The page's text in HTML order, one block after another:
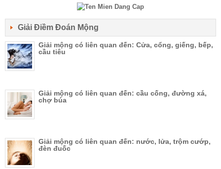
Giải Điềm Đoán Mộng
Giải mộng có liên quan đến: Cửa, cổng, giếng, bếp,
cầu tiêu
Giải mộng có liên quan đến: cầu cống, đường xá,
chợ búa
Giải mộng có liên quan đến: nước, lửa, trộm cướp,
đèn đuốc